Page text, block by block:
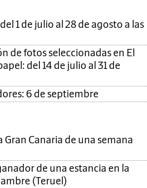
1 de julio al 28 de agosto a las
de fotos seleccionadas en El
del 14 de julio al 31 de
6 de septiembre
Gran Canaria de una semana
de una estancia en la
(Teruel)